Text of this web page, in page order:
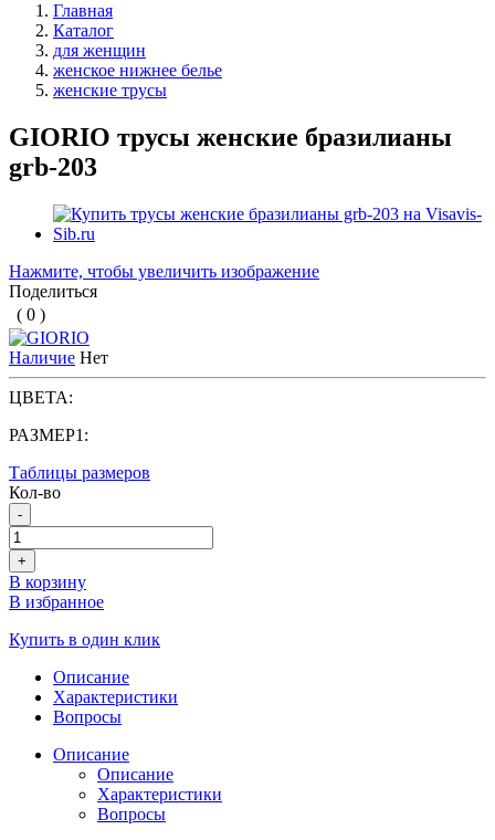
Главная
Каталог
для женщин
женское нижнее белье
женские трусы
GIORIO трусы женские бразилианы
grb-203
Нажмите, чтобы увеличить изображение
Поделиться
( 0 )
Наличие Нет
ЦВЕТА:
РАЗМЕР1:
Таблицы размеров
Кол-во
-
+
В корзину
В избранное
Купить в один клик
Описание
Характеристики
Вопросы
Описание
Описание
Характеристики
Вопросы